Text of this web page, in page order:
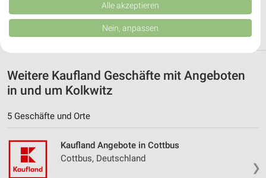
Weitere Kaufland Geschäfte mit Angeboten
in und um Kolkwitz
5 Geschäfte und Orte
❯
Kaufland Angebote in Cottbus
Cottbus, Deutschland
Verbesserung der Angebote. Verwendung reduzierter Daten zur Auswahl
von Inhalten.
Daten können außerhalb der Europäischen Union weitergegeben und in die
USA gesendet werden.
Website/App.
Partnerliste anzeigen (1 IAB-Anbieter)
Wir nutzen Ihre Daten für folgende Zwecke:
Speichern von oder Zugriff auf Informationen
Verwendung reduzierter Daten zur Auswahl von
Werbeanzeigen
Alle akzeptieren
Nein, anpassen